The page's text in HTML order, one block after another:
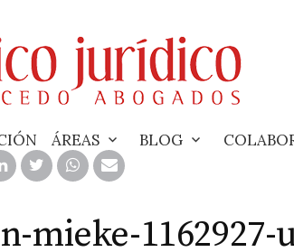
ÁREAS BLOG
mieke-1162927-